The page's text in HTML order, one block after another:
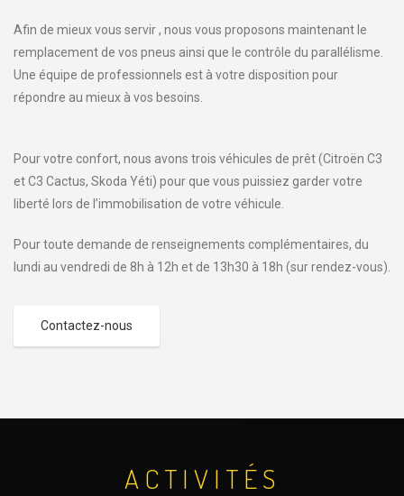
Afin de mieux vous servir , nous vous proposons maintenant le
remplacement de vos pneus ainsi que le contrôle du parallélisme.
Une équipe de professionnels est à votre disposition pour
répondre au mieux à vos besoins.
Pour votre confort, nous avons trois véhicules de prêt (Citroën C3
et C3 Cactus, Skoda Yéti) pour que vous puissiez garder votre
liberté lors de l’immobilisation de votre véhicule.
Pour toute demande de renseignements complémentaires, du
lundi au vendredi de 8h à 12h et de 13h30 à 18h (sur rendez-vous).
Contactez-nous
ACTIVITÉS